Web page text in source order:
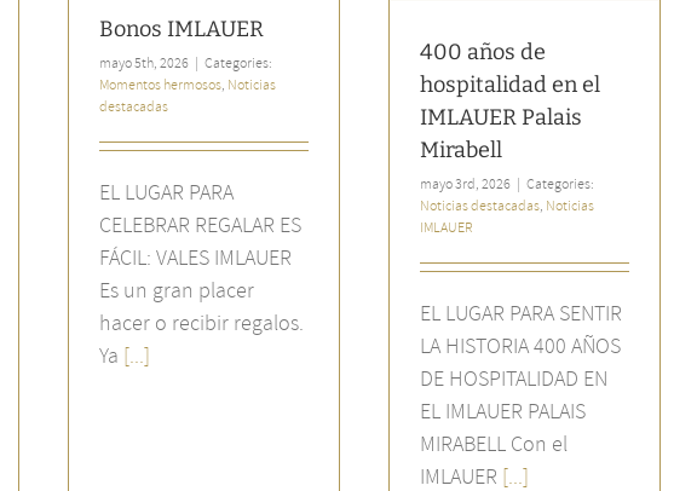
Bonos IMLAUER
mayo 5th, 2026 | Categories:
Momentos hermosos, Noticias
destacadas
EL LUGAR PARA
CELEBRAR REGALAR ES
FÁCIL: VALES IMLAUER
Es un gran placer
hacer o recibir regalos.
Ya [...]
400 años de
hospitalidad en el
IMLAUER Palais
Mirabell
mayo 3rd, 2026 | Categories:
Noticias destacadas, Noticias
IMLAUER
EL LUGAR PARA SENTIR
LA HISTORIA 400 AÑOS
DE HOSPITALIDAD EN
EL IMLAUER PALAIS
MIRABELL Con el
IMLAUER [...]